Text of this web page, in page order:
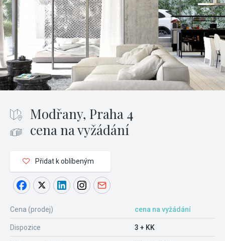
Modřany, Praha 4
cena na vyžádání
Přidat k oblíbeným
Cena (prodej) cena na vyžádání
Dispozice 3 + KK